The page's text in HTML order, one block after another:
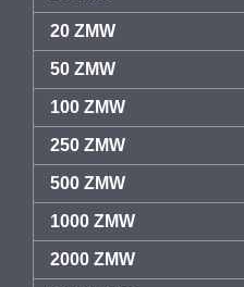
20 ZMW
50 ZMW
100 ZMW
250 ZMW
500 ZMW
1000 ZMW
2000 ZMW